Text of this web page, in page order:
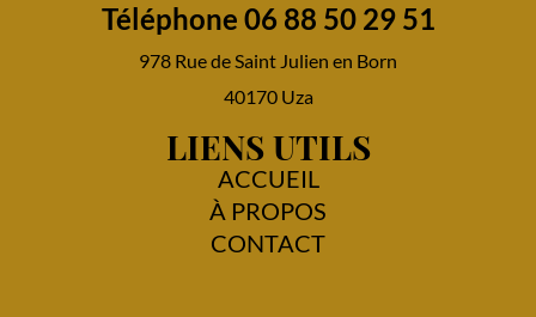
Téléphone 06 88 50 29 51
978 Rue de Saint Julien en Born
40170 Uza
LIENS UTILS
ACCUEIL
À PROPOS
CONTACT